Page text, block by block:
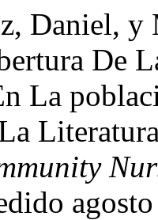
Daniel,
De
La